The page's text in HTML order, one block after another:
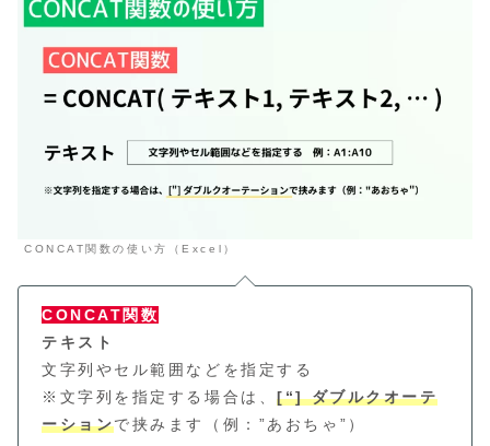
CONCAT関数の使い方（Excel）
CONCAT関数
テキスト
文字列やセル範囲などを指定する
※文字列を指定する場合は、[“] ダブルクオーテ
ーションで挟みます（例：”あおちゃ”）